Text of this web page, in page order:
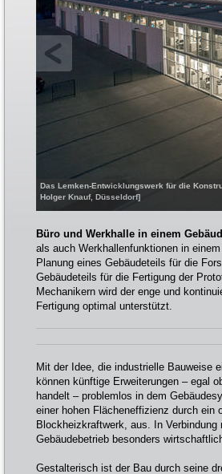
Das Lemken-Entwicklungswerk für die
Holger Knauf, Düsseldorf]
Büro und Werkhalle in einem
als auch Werkhallenfunktionen in
Planung eines Gebäudeteils für die
Gebäudeteils für die Fertigung der
Mechanikern wird der enge und
Fertigung optimal unterstützt.
Mit der Idee, die industrielle Bauweise
können künftige Erweiterungen – egal
handelt – problemlos in dem
einer hohen Flächeneffizienz durch ein
Blockheizkraftwerk, aus. In
Gebäudebetrieb besonders
Gestalterisch ist der Bau durch seine